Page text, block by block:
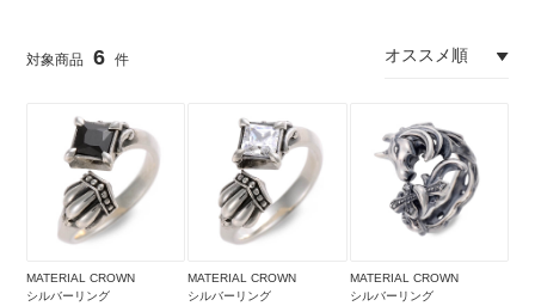
6
MATERIAL CROWN
シルバーリング
MATERIAL CROWN
シルバーリング
MATERIAL CROWN
シルバーリング